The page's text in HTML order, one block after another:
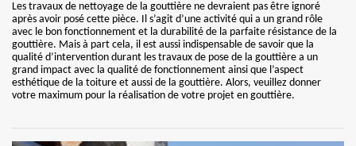
Les travaux de nettoyage de la gouttière ne devraient pas être ignoré
après avoir posé cette pièce. Il s’agit d’une activité qui a un grand rôle
avec le bon fonctionnement et la durabilité de la parfaite résistance de la
gouttière. Mais à part cela, il est aussi indispensable de savoir que la
qualité d’intervention durant les travaux de pose de la gouttière a un
grand impact avec la qualité de fonctionnement ainsi que l’aspect
esthétique de la toiture et aussi de la gouttière. Alors, veuillez donner
votre maximum pour la réalisation de votre projet en gouttière.